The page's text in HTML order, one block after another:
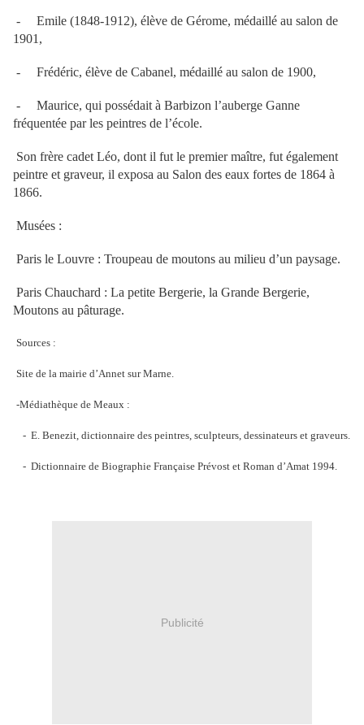
-
Emile (1848-1912), élève de Gérome, médaillé au salon de
1901,
- Frédéric, élève de Cabanel, médaillé au salon de 1900,
-
Maurice, qui possédait à Barbizon l’auberge Ganne
fréquentée par les peintres de l’école.
Son frère cadet Léo, dont il fut le premier maître, fut également
peintre et graveur, il exposa au Salon des eaux fortes de 1864 à
1866.
Musées :
Paris le Louvre : Troupeau de moutons au milieu d’un paysage.
Paris Chauchard : La petite Bergerie, la Grande Bergerie,
Moutons au pâturage.
Sources :
Site de la mairie d’Annet sur Marne.
-Médiathèque de Meaux :
- E. Benezit, dictionnaire des peintres, sculpteurs, dessinateurs et graveurs.
- Dictionnaire de Biographie Française Prévost et Roman d’Amat 1994.
Publicité